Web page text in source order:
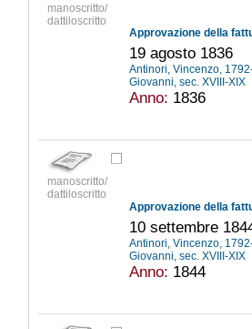
manoscritto/
dattiloscritto
19 agosto 1836
Antinori, Vincenzo,
Giovanni, sec. XVIII-XIX
Anno: 1836
manoscritto/
dattiloscritto
10 settembre
Antinori, Vincenzo,
Giovanni, sec. XVIII-XIX
Anno: 1844